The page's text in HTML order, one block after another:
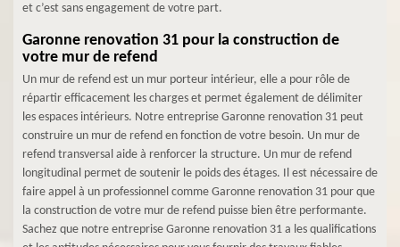
et c’est sans engagement de votre part.
Garonne renovation 31 pour la construction de
votre mur de refend
Un mur de refend est un mur porteur intérieur, elle a pour rôle de
répartir efficacement les charges et permet également de délimiter
les espaces intérieurs. Notre entreprise Garonne renovation 31 peut
construire un mur de refend en fonction de votre besoin. Un mur de
refend transversal aide à renforcer la structure. Un mur de refend
longitudinal permet de soutenir le poids des étages. Il est nécessaire de
faire appel à un professionnel comme Garonne renovation 31 pour que
la construction de votre mur de refend puisse bien être performante.
Sachez que notre entreprise Garonne renovation 31 a les qualifications